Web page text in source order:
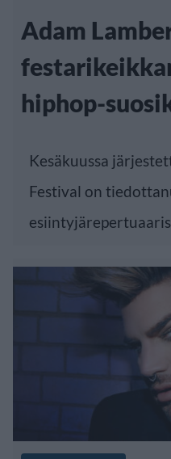
Adam
hiphop-
Kesäkuussa
Festival on